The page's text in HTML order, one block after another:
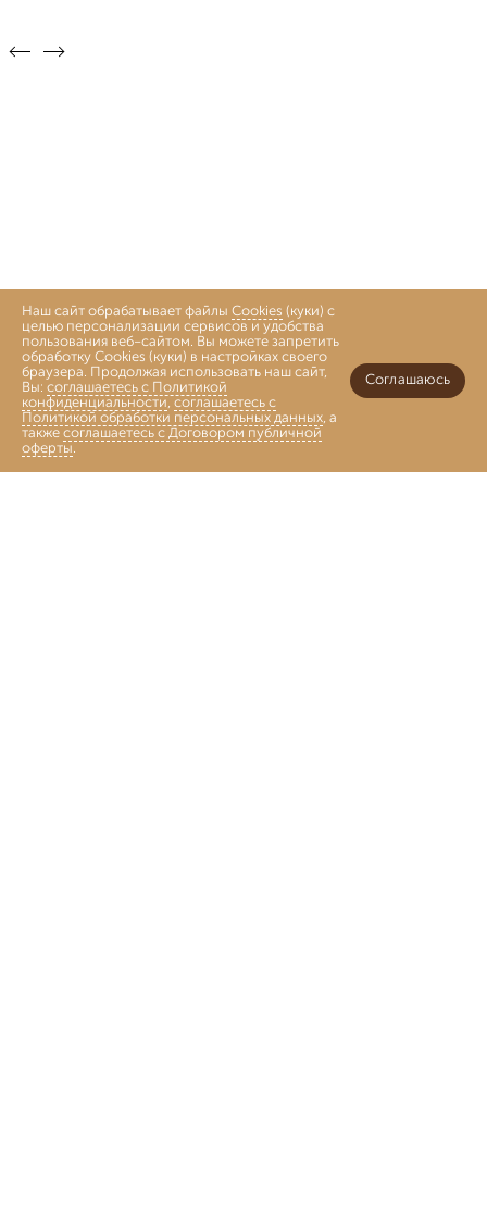
Главная
Наш сайт обрабатывает файлы Cookies (куки) с
целью персонализации сервисов и удобства
пользования веб-сайтом. Вы можете запретить
обработку Cookies (куки) в настройках своего
браузера. Продолжая использовать наш сайт,
Вы: соглашаетесь с Политикой
конфиденциальности, соглашаетесь с
Политикой обработки персональных данных, а
также соглашаетесь с Договором публичной
оферты.
Соглашаюсь